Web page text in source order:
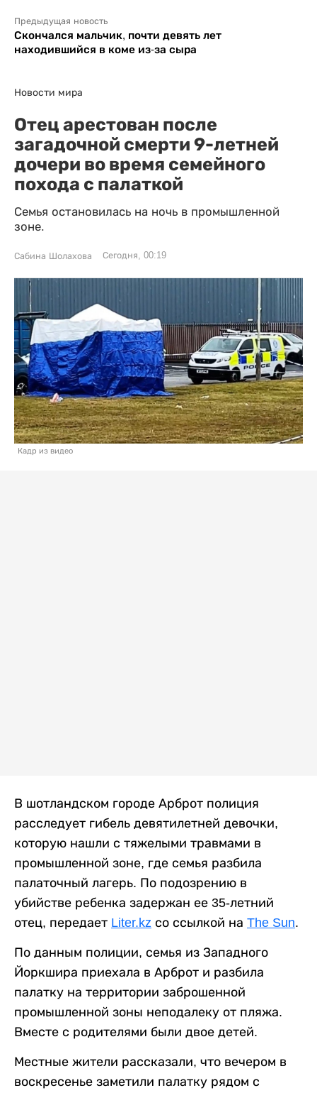
Предыдущая новость
Скончался мальчик, почти девять лет
находившийся в коме из-за сыра
Новости мира
Отец арестован после
загадочной смерти 9-летней
дочери во время семейного
похода с палаткой
Семья остановилась на ночь в промышленной
зоне.
Сабина Шолахова Сегодня, 00:19
Кадр из видео
В шотландском городе Арброт полиция
расследует гибель девятилетней девочки,
которую нашли с тяжелыми травмами в
промышленной зоне, где семья разбила
палаточный лагерь. По подозрению в
убийстве ребенка задержан ее 35-летний
отец, передает Liter.kz со ссылкой на The Sun.
По данным полиции, семья из Западного
Йоркшира приехала в Арброт и разбила
палатку на территории заброшенной
промышленной зоны неподалеку от пляжа.
Вместе с родителями были двое детей.
Местные жители рассказали, что вечером в
воскресенье заметили палатку рядом с